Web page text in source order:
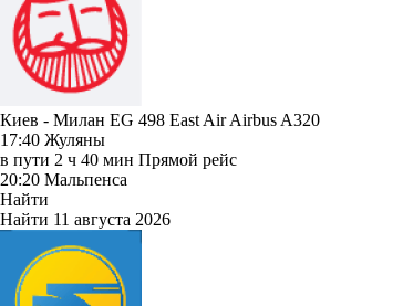
Киев - Милан EG 498 East AirAirbus A320
17:40 Жуляны
в пути 2 ч 40 мин Прямой рейс
20:20 Мальпенса
Найти
Найти 11 августа 2026